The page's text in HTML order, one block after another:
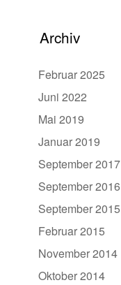
Archiv
Februar 2025
Juni 2022
Mai 2019
Januar 2019
September 2017
September 2016
September 2015
Februar 2015
November 2014
Oktober 2014